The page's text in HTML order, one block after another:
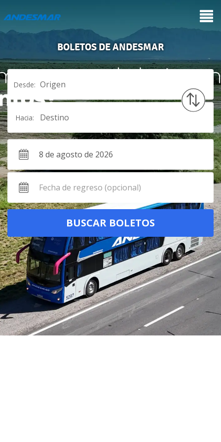
BOLETOS DE ANDESMAR
Desde: Origen
Hacia: Destino
BUSCAR BOLETOS